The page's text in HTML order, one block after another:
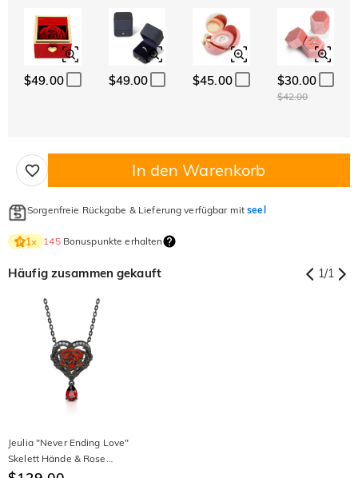
$49.00 $49.00 $45.00 $30.00
$42.00
In den Warenkorb
Sorgenfreie Rückgabe & Lieferung verfügbar mitseel
1× 145Bonuspunkte erhalten
Häufig zusammen gekauft 1/1
Jeulia "Never Ending Love"
Skelett Hände & Rose
Sterling Silber Halskette